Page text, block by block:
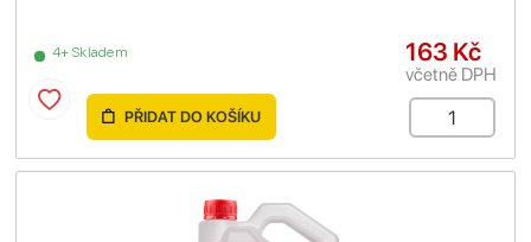
4+ Skladem 163 Kč
včetně DPH
PŘIDAT DO KOŠÍKU